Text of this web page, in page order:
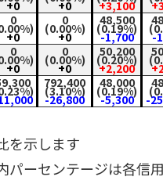
+0 +0 +3,100
0
+0
0
(0.00%)
+0
48,500
(0.19%)
-1,700
-
0
+0
0
(0.00%)
+0
50,200
(0.20%)
+2,200
792,400
(3.10%)
-26,800
48,000
(0.19%)
-5,300 -
を示します
パーセンテージは各信